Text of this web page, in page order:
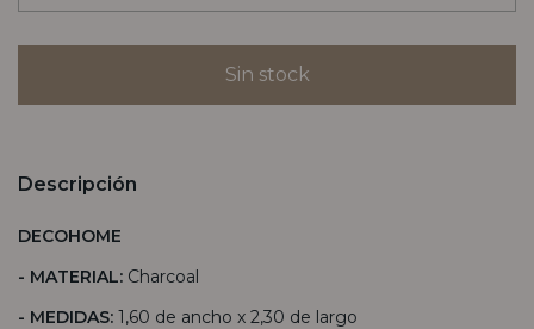
Descripción
DECOHOME
- MATERIAL: Charcoal
- MEDIDAS: 1,60 de ancho x 2,30 de largo